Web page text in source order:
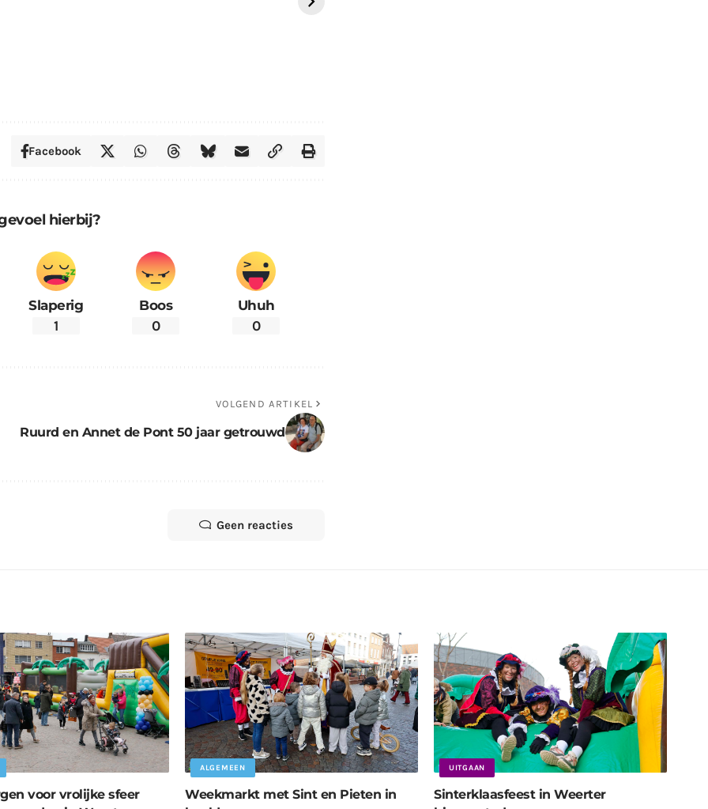
Facebook
hierbij?
Slaperig
1
Boos
0
Uhuh
0
VOLGEND ARTIKEL
Ruurd en Annet de Pont 50 jaar getrouwd
Geen reacties
voor vrolijke sfeer
ALGEMEEN
Weekmarkt met Sint en Pieten in
UITGAAN
Sinterklaasfeest in Weerter